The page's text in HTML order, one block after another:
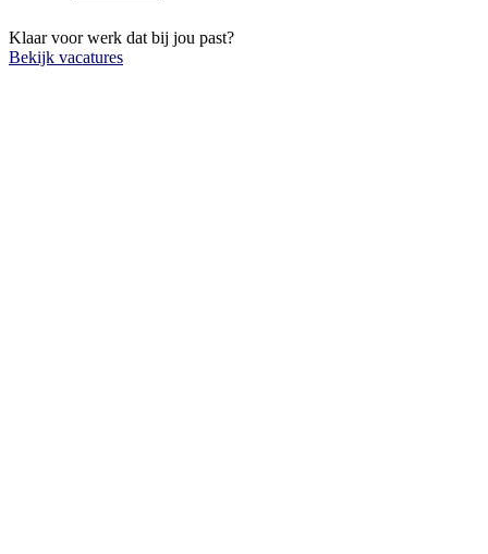
Klaar voor werk dat bij jou past?
Bekijk vacatures